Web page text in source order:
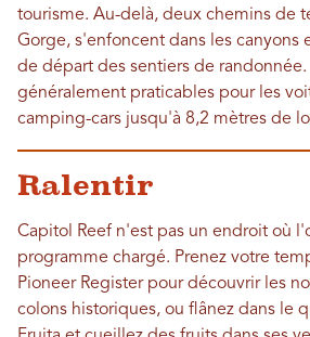
tourisme. Au-delà, deux chemins de
Gorge, s'enfoncent dans les canyons
de départ des sentiers de randonnée.
généralement praticables pour les
camping-cars jusqu'à 8,2 mètres de
Ralentir
Capitol Reef n'est pas un endroit où
programme chargé. Prenez votre
Pioneer Register pour découvrir les
colons historiques, ou flânez dans le